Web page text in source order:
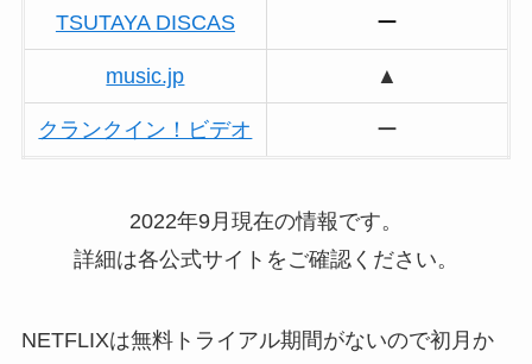
TSUTAYA DISCAS ー
music.jp ▲
クランクイン！ビデオ ー
2022年9月現在の情報です。
詳細は各公式サイトをご確認ください。
NETFLIXは無料トライアル期間がないので初月か